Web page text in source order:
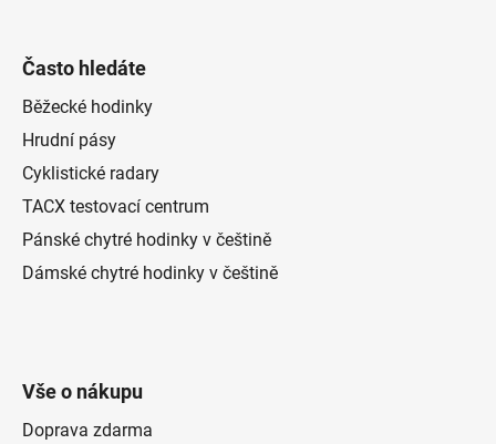
Často hledáte
Běžecké hodinky
Hrudní pásy
Cyklistické radary
TACX testovací centrum
Pánské chytré hodinky v češtině
Dámské chytré hodinky v češtině
Vše o nákupu
Doprava zdarma